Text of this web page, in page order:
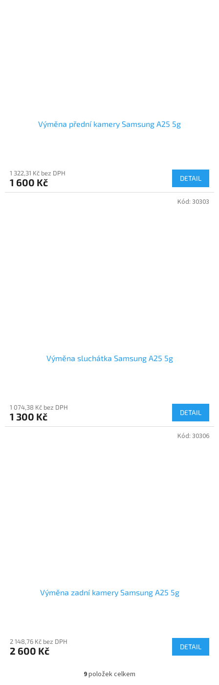
Výměna přední kamery Samsung A25 5g
1 322,31 Kč bez DPH
1 600 Kč DETAIL
Výměna sluchátka Samsung A25 5g
1 074,38 Kč bez DPH
1 300 Kč DETAIL
Kód: 30303
Výměna zadní kamery Samsung A25 5g
2 148,76 Kč bez DPH
2 600 Kč DETAIL
Kód: 30306
O
9položek celkem